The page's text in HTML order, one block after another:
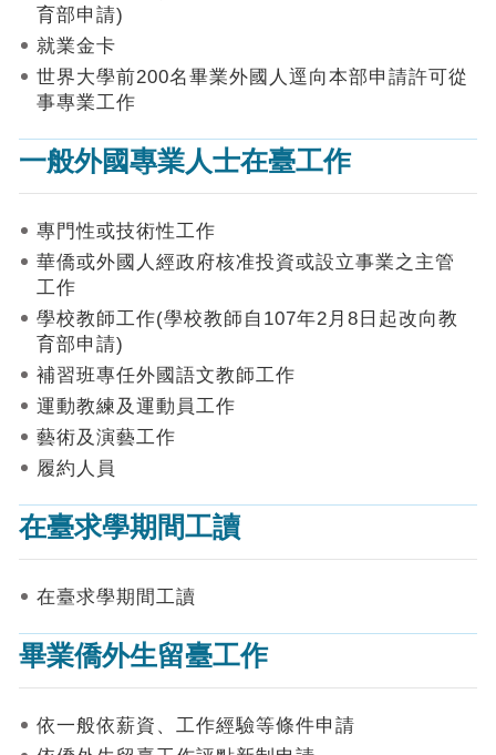
申
及
工
知
機
申
請
表
上
申
請
請
進
詢
育部申請)
就業金卡
世界大學前200名畢業外國人逕向本部申請許可從
事專業工作
一般外國專業人士在臺工作
專門性或技術性工作
華僑或外國人經政府核准投資或設立事業之主管
工作
學校教師工作(學校教師自107年2月8日起改向教
育部申請)
補習班專任外國語文教師工作
運動教練及運動員工作
藝術及演藝工作
履約人員
在臺求學期間工讀
在臺求學期間工讀
畢業僑外生留臺工作
依一般依薪資、工作經驗等條件申請